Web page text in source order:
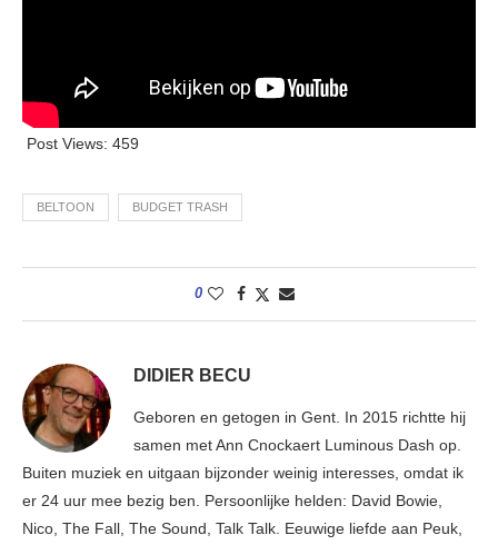
Post Views: 459
BELTOON BUDGET TRASH
0
DIDIER BECU
Geboren en getogen in Gent. In 2015 richtte hij
samen met Ann Cnockaert Luminous Dash op.
Buiten muziek en uitgaan bijzonder weinig interesses, omdat ik
er 24 uur mee bezig ben. Persoonlijke helden: David Bowie,
Nico, The Fall, The Sound, Talk Talk. Eeuwige liefde aan Peuk,